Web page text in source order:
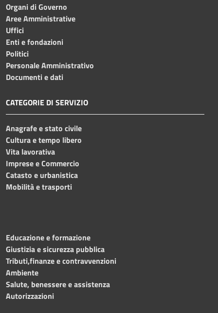
Organi di Governo
Aree Amministrative
Uffici
Enti e fondazioni
Politici
Personale Amministrativo
Documenti e dati
CATEGORIE DI SERVIZIO
Anagrafe e stato civile
Cultura e tempo libero
Vita lavorativa
Imprese e Commercio
Catasto e urbanistica
Mobilità e trasporti
Educazione e formazione
Giustizia e sicurezza pubblica
Tributi,finanze e contravvenzioni
Ambiente
Salute, benessere e assistenza
Autorizzazioni